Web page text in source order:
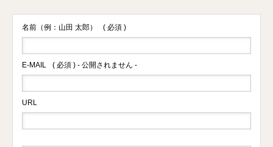
名前（例：山田 太郎） ( 必須 )
E-MAIL ( 必須 ) - 公開されません -
URL